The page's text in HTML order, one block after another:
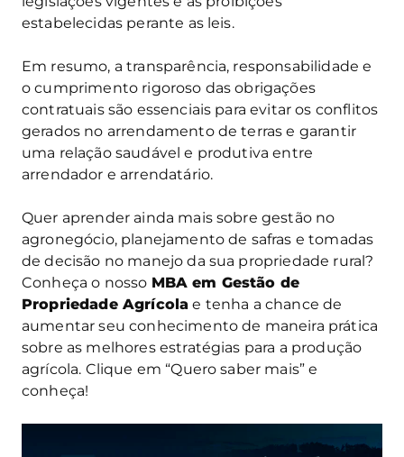
estabelecidas perante as leis.
Em resumo, a transparência, responsabilidade e
o cumprimento rigoroso das obrigações
contratuais são essenciais para evitar os conflitos
gerados no arrendamento de terras e garantir
uma relação saudável e produtiva entre
arrendador e arrendatário.
Quer aprender ainda mais sobre gestão no
agronegócio, planejamento de safras e tomadas
de decisão no manejo da sua propriedade rural?
Conheça o nosso MBA em Gestão de
Propriedade Agrícola e tenha a chance de
aumentar seu conhecimento de maneira prática
sobre as melhores estratégias para a produção
agrícola. Clique em “Quero saber mais” e
conheça!